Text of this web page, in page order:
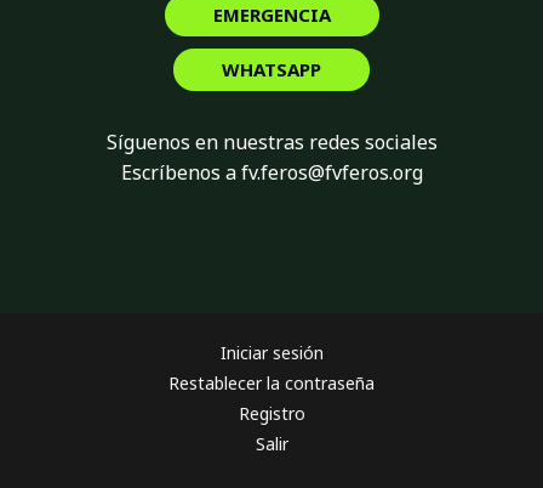
EMERGENCIA
WHATSAPP
Síguenos en nuestras redes sociales
Escríbenos a fv.feros@fvferos.org
Iniciar sesión
Restablecer la contraseña
Registro
Salir